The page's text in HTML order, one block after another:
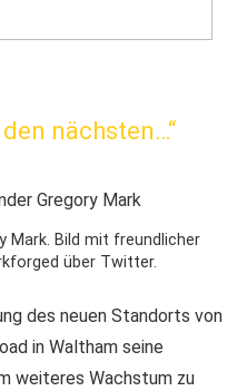
nächsten…“
Mark. Bild mit freundlicher
über Twitter.
des neuen Standorts von
in Waltham seine
weiteres Wachstum zu